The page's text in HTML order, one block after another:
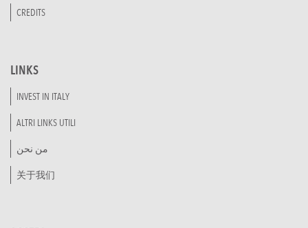
CREDITS
LINKS
INVEST IN ITALY
ALTRI LINKS UTILI
من نحن
关于我们